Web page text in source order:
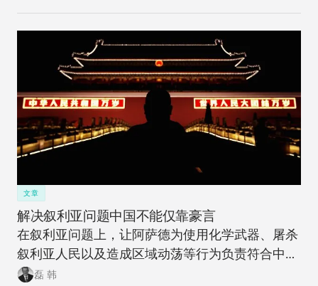
文章
解决叙利亚问题中国不能仅靠豪言
在叙利亚问题上，让阿萨德为使用化学武器、屠杀
叙利亚人民以及造成区域动荡等行为负责符合中国
的利益。随着中国不断提高其全球领导力，国际社
磊 韩